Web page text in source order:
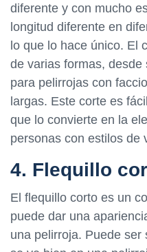
diferente y con mucho
longitud diferente en
lo que lo hace único. El
de varias formas,
para pelirrojas con
largas. Este corte es
que lo convierte en la
personas con estilos de
4. Flequillo
El flequillo corto es un
puede dar una
una pelirroja. Puede